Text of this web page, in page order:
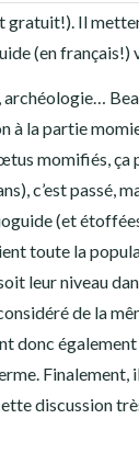
gratuit!). Il
(en français!)
à la partie
momifiés, ça
c’est passé,
(et
toute la
leur niveau
de la
donc
discussion